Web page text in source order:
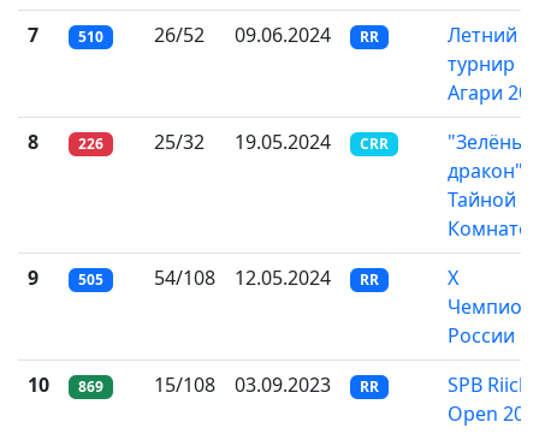
7
510 26/52 09.06.2024 RR
Летний
турнир
Агари
8
226 25/32 19.05.2024 CRR
"Зелёный
дракон" в
Тайной
Комнате
9
505 54/108 12.05.2024 RR
X
России
10
869 15/108 03.09.2023 RR
SPB Riichi
Open